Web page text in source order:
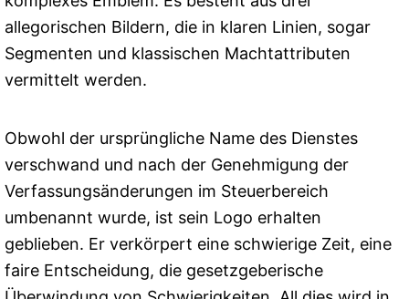
allegorischen Bildern, die in klaren Linien, sogar
Segmenten und klassischen Machtattributen
vermittelt werden.
Obwohl der ursprüngliche Name des Dienstes
verschwand und nach der Genehmigung der
Verfassungsänderungen im Steuerbereich
umbenannt wurde, ist sein Logo erhalten
geblieben. Er verkörpert eine schwierige Zeit, eine
faire Entscheidung, die gesetzgeberische